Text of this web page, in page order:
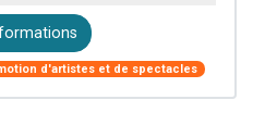
d'artistes et de spectacles